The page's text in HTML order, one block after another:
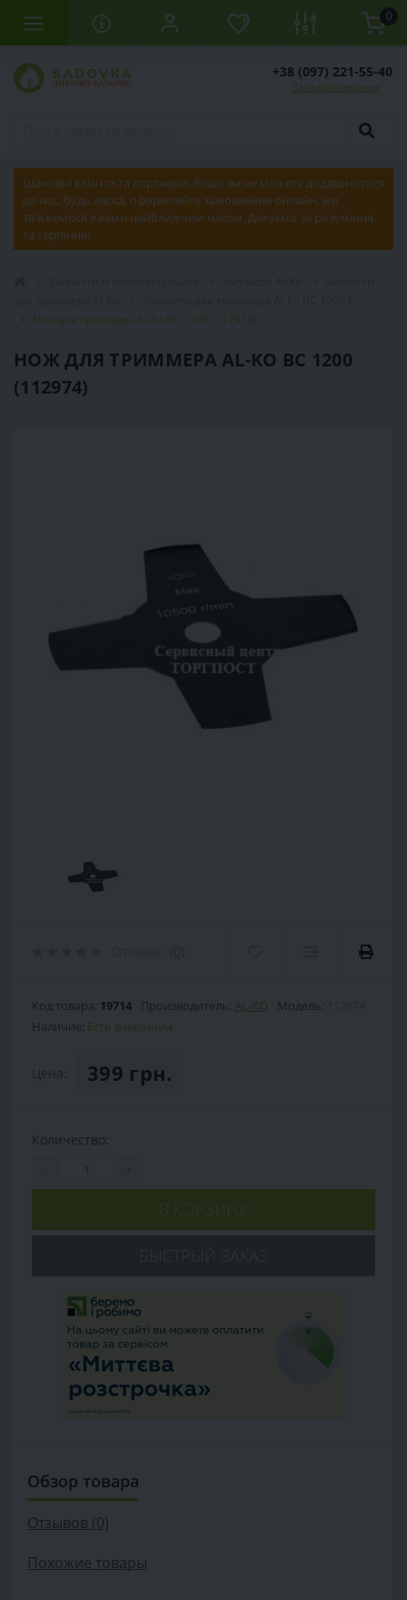
0
+38 (097) 221-55-40
Заказать звонок
Шановні клієнти та партнери! Якщо ви не можете додзвонитися
до нас, будь ласка, оформляйте замовлення онлайн, ми
зв'яжемося з вами найближчим часом. Дякуємо за розуміння
та терпіння!
Нож для триммера Al-Ko BC 1200 (112974)
НОЖ ДЛЯ ТРИММЕРА AL-KO BC 1200
(112974)
(0)
Код товара: 19714 Производитель: AL-KO Модель:
Наличие: Есть в наличии
399 грн.
Количество:
В КОРЗИНУ
Обзор товара
Отзывов (0)
Похожие товары